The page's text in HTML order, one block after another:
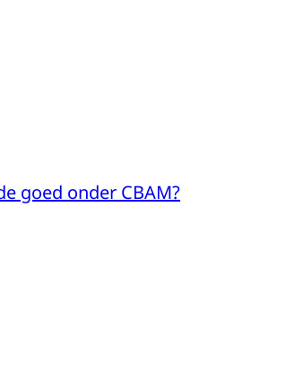
goed onder CBAM?